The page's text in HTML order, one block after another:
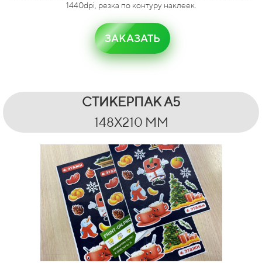
1440dpi, резка по контуру наклеек.
ЗАКАЗАТЬ
СТИКЕРПАК А5
148Х210 ММ